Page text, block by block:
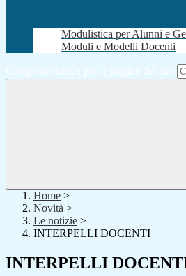
Modulistica per Alunni e
Moduli e Modelli Docenti
Campo di ricerca per le pagine del sito
Home >
Novità >
Le notizie >
INTERPELLI DOCENTI
INTERPELLI